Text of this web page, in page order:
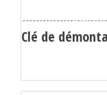
Clé de